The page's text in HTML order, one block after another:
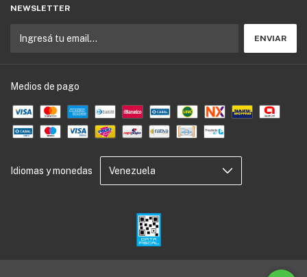
NEWSLETTER
Medios de pago
Idiomas y monedas